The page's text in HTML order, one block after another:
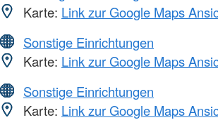
Karte: Link zur Google Maps
Sonstige Einrichtungen
Karte: Link zur Google Maps
Sonstige Einrichtungen
Karte: Link zur Google Maps